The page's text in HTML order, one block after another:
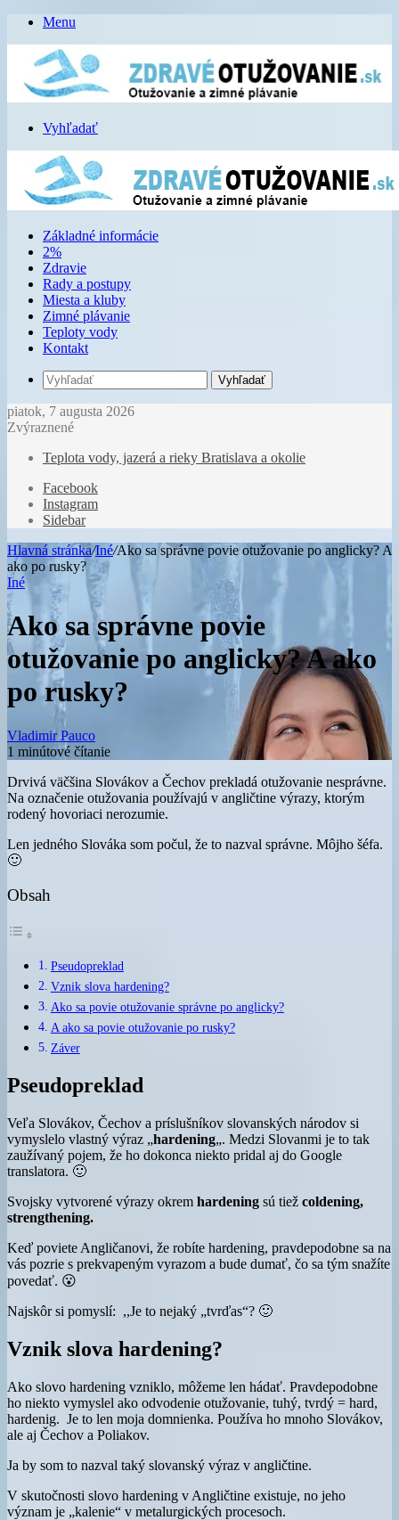
Menu
Vyhľadať
Základné informácie
2%
Zdravie
Rady a postupy
Miesta a kluby
Zimné plávanie
Teploty vody
Kontakt
Vyhľadať
piatok, 7 augusta 2026
Zvýraznené
Teplota vody, jazerá a rieky Bratislava a okolie
Facebook
Instagram
Sidebar
Hlavná stránka/Iné/Ako sa správne povie otužovanie po anglicky? A
ako po rusky?
Iné
Ako sa správne povie
otužovanie po anglicky? A ako
po rusky?
Vladimir Pauco
1 minútové čítanie
Drvivá väčšina Slovákov a Čechov prekladá otužovanie nesprávne.
Na označenie otužovania používajú v angličtine výrazy, ktorým
rodený hovoriaci nerozumie.
Len jedného Slováka som počul, že to nazval správne. Môjho šéfa.
🙂
Obsah
Pseudopreklad
Vznik slova hardening?
Ako sa povie otužovanie správne po anglicky?
A ako sa povie otužovanie po rusky?
Záver
Pseudopreklad
Veľa Slovákov, Čechov a príslušníkov slovanských národov si
vymyslelo vlastný výraz „hardening„. Medzi Slovanmi je to tak
zaužívaný pojem, že ho dokonca niekto pridal aj do Google
translatora. 🙂
Svojsky vytvorené výrazy okrem hardening sú tiež coldening,
strengthening.
Keď poviete Angličanovi, že robíte hardening, pravdepodobne sa na
vás pozrie s prekvapeným vyrazom a bude dumať, čo sa tým snažíte
povedať. 😮
Najskôr si pomyslí: ,,Je to nejaký „tvrďas“? 🙂
Vznik slova hardening?
Ako slovo hardening vzniklo, môžeme len hádať. Pravdepodobne
ho niekto vymyslel ako odvodenie otužovanie, tuhý, tvrdý = hard,
hardenig. Je to len moja domnienka. Používa ho mnoho Slovákov,
ale aj Čechov a Poliakov.
Ja by som to nazval taký slovanský výraz v angličtine.
V skutočnosti slovo hardening v Angličtine existuje, no jeho
význam je „kalenie“ v metalurgických procesoch.